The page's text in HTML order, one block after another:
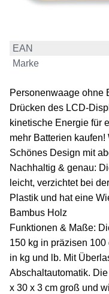
EAN
Marke
Personenwaage ohne
Drücken des LCD-
kinetische Energie für
mehr Batterien
Schönes Design mit
Nachhaltig & genau:
leicht, verzichtet bei
Plastik und hat eine
Bambus Holz
Funktionen & Maße:
150 kg in präzisen
in kg und lb. Mit
Abschaltautomatik.
x 30 x 3 cm groß und